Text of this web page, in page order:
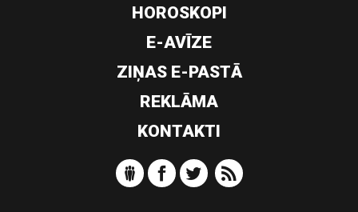
HOROSKOPI
E-AVĪZE
ZIŅAS E-PASTĀ
REKLĀMA
KONTAKTI